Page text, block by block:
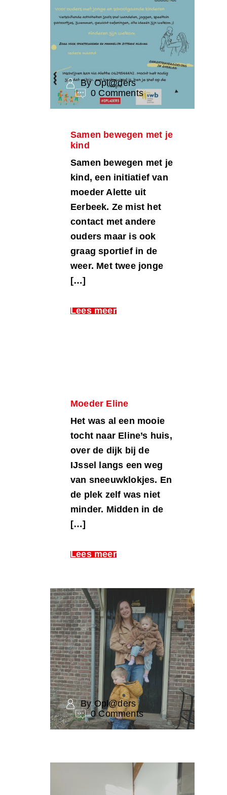
By Opl@ders
0 Comments
Samen bewegen met je
kind
Samen bewegen met je
kind, een initiatief van
moeder Alette uit
Eerbeek. Ze mist het
contact met andere
ouders maar is ook
graag sportief in de
weer. Met twee jonge
[…]
Lees meer
Moeder Eline
Het was al een mooie
tocht naar Eline’s huis,
over de dijk bij de
IJssel langs een weg
van sneeuwklokjes. En
de plek zelf was niet
minder. Midden in de
[…]
Lees meer
By Opl@ders
0 Comments